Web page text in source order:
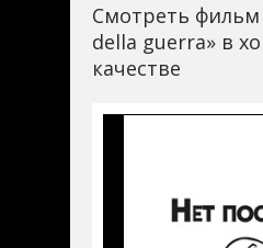
Смотреть
della guerra» в
качестве